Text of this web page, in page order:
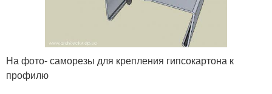
На фото- саморезы для крепления гипсокартона к
профилю